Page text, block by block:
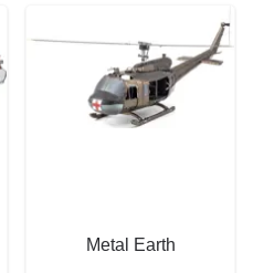
Metal Earth